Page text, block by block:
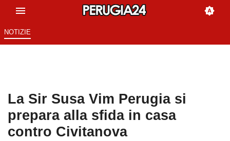
NOTIZIE
La Sir Susa Vim Perugia si
prepara alla sfida in casa
contro Civitanova